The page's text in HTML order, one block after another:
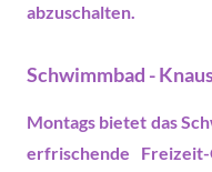
abzuschalten.
Schwimmbad -
Montags bietet das
erfrischende Freizeit